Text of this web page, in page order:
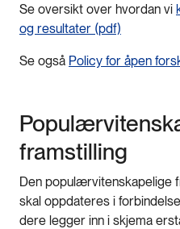
Se oversikt over hvordan vi
og resultater (pdf)
Se også Policy for åpen
framstilling
Den populærvitenskapelige
skal oppdateres i
dere legger inn i skjema